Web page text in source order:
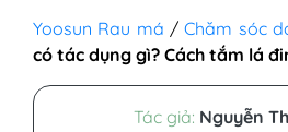
Yoosun Rau má /Chăm sóc
có tác dụng gì? Cách tắm lá
Tác giả: Nguyễn